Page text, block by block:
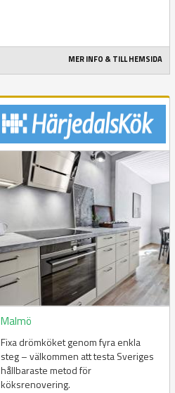
MER INFO & TILL HEMSIDA
Malmö
Fixa drömköket genom fyra enkla
steg – välkommen att testa Sveriges
hållbaraste metod för
köksrenovering.